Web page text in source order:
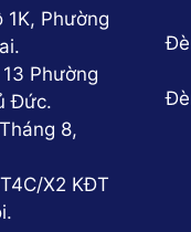
Phường
Phường
Đức.
8,
X2 KĐT